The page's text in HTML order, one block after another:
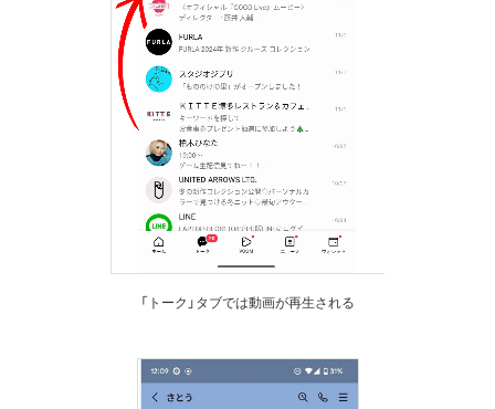
「トーク」タブでは動画が再生される